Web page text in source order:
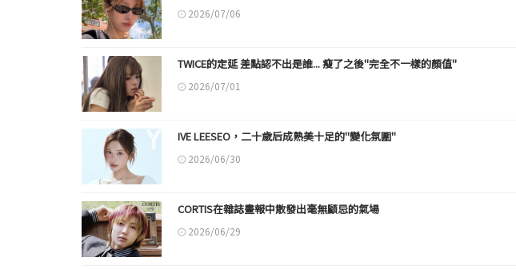
2026/07/06
TWICE的定延 差點認不出是誰... 瘦了之後"完全不一樣的顏值"
2026/07/01
IVE LEESEO，二十歲后成熟美十足的"變化氛圍"
2026/06/30
CORTIS在雜誌畫報中散發出毫無顧忌的氣場
2026/06/29